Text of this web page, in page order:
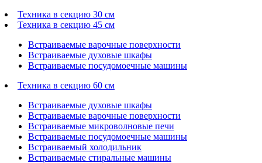
Техника в секцию 30 см
Техника в секцию 45 см
Встраиваемые варочные поверхности
Встраиваемые духовые шкафы
Встраиваемые посудомоечные машины
Техника в секцию 60 см
Встраиваемые духовые шкафы
Встраиваемые варочные поверхности
Встраиваемые микроволновые печи
Встраиваемые посудомоечные машины
Встраиваемый холодильник
Встраиваемые стиральные машины